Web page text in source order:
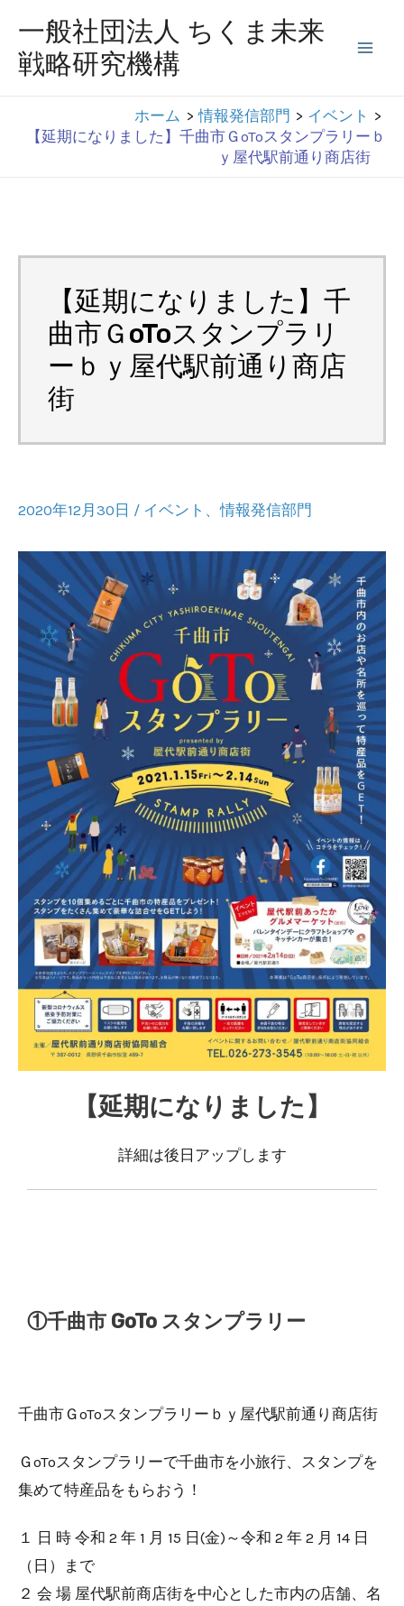
一般社団法人 ちくま未来
戦略研究機構
ホーム 情報発信部門
イベント
【延期になりました】千曲市ＧoToスタンプラリーｂ
ｙ屋代駅前通り商店街
【延期になりました】千
曲市ＧoToスタンプラリ
ーｂｙ屋代駅前通り商店
街
2020年12月30日 / イベント 、情報発信部門
【延期になりました】
詳細は後日アップします
①千曲市 GoTo スタンプラリー
千曲市ＧoToスタンプラリーｂｙ屋代駅前通り商店街
ＧoToスタンプラリーで千曲市を小旅行、スタンプを
集めて特産品をもらおう！
１ 日 時 令和 2 年 1 月 15 日(金)～令和 2 年 2 月 14 日
（日）まで
２ 会 場 屋代駅前商店街を中心とした市内の店舗、名